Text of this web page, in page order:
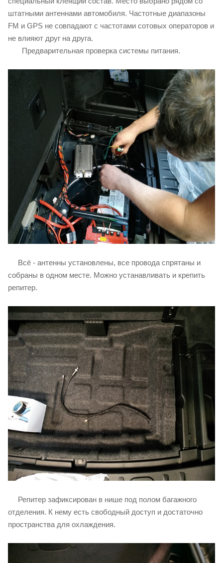
штатными антеннами автомобиля. Частотные диапазоны
FM и GPS не совпадают с частотами сотовых операторов и
не влияют друг на друга.
Предварительная проверка системы питания.
Всё - антенны установлены, все провода спрятаны и
собраны в одном месте. Можно устанавливать и крепить
репитер.
Репитер зафиксирован в нише под полом багажного
отделения. К нему есть свободный доступ и достаточно
пространства для охлаждения.